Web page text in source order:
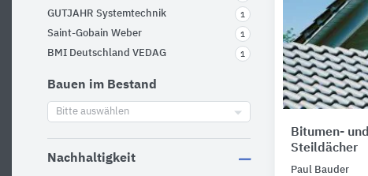
GUTJAHR Systemtechnik 1
Saint-Gobain Weber 1
BMI Deutschland VEDAG 1
Bauen im Bestand
Bitte auswählen
Nachhaltigkeit
Bitumen-
Steildächer
Paul Bauder